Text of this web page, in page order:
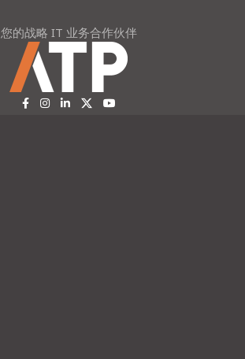
您的战略 IT 业务合作伙伴